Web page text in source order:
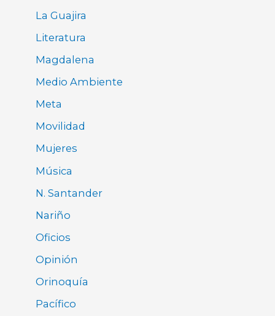
La Guajira
Literatura
Magdalena
Medio Ambiente
Meta
Movilidad
Mujeres
Música
N. Santander
Nariño
Oficios
Opinión
Orinoquía
Pacífico